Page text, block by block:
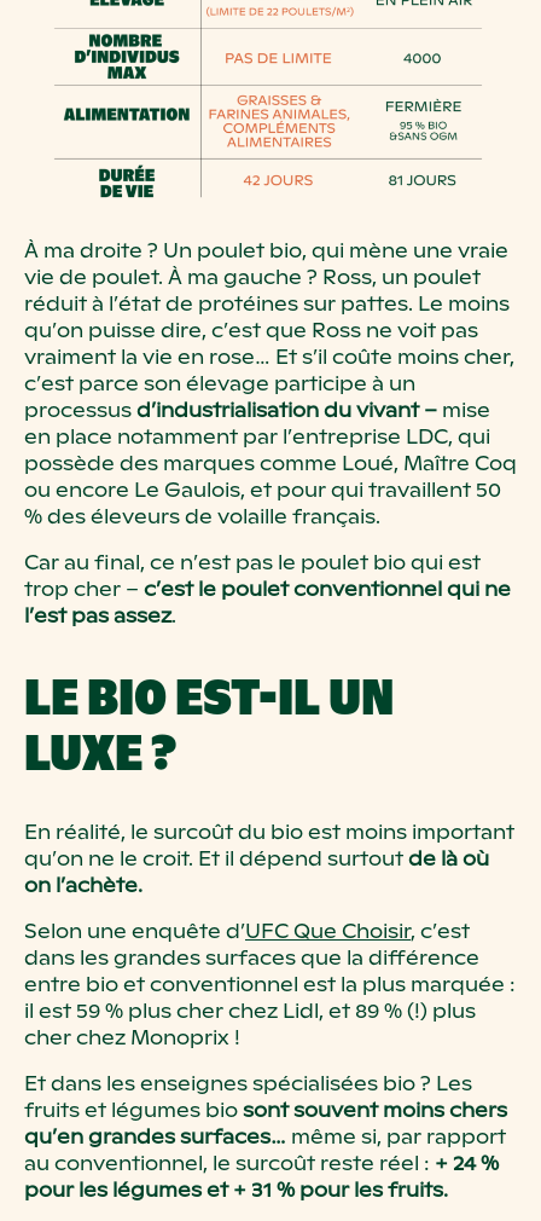
À ma droite ? Un poulet bio, qui mène une vraie
vie de poulet. À ma gauche ? Ross, un poulet
réduit à l’état de protéines sur pattes. Le moins
qu’on puisse dire, c’est que Ross ne voit pas
vraiment la vie en rose… Et s’il coûte moins cher,
c’est parce son élevage participe à un
processusd’industrialisation du vivant – mise
en place notamment par l’entreprise LDC, qui
possède des marques comme Loué, Maître Coq
ou encore Le Gaulois, et pour qui travaillent 50
% des éleveurs de volaille français.
Car au final, ce n’est pas le poulet bio qui est
trop cher – c’est le poulet conventionnel qui ne
l’est pas assez.
LE BIO EST-IL UN
LUXE ?
En réalité, le surcoût du bio est moins important
qu’on ne le croit. Et il dépend surtoutde là où
on l’achète.
Selon une enquête d’UFC Que Choisir, c’est
dans les grandes surfaces que la différence
entre bio et conventionnel est la plus marquée :
il est 59 % plus cher chez Lidl, et 89 % (!) plus
cher chez Monoprix !
Et dans les enseignes spécialisées bio ? Les
fruits et légumes biosont souvent moins chers
qu’en grandes surfaces… même si, par rapport
au conventionnel, le surcoût reste réel : + 24 %
pour les légumes et + 31 % pour les fruits.